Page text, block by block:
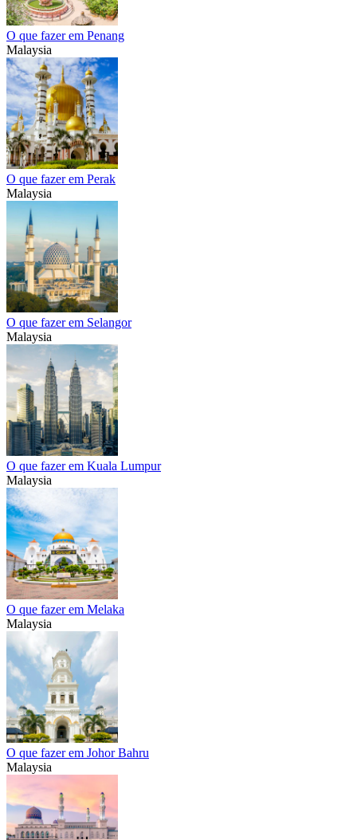
O que fazer em Penang
Malaysia
O que fazer em Perak
Malaysia
O que fazer em Selangor
Malaysia
O que fazer em Kuala Lumpur
Malaysia
O que fazer em Melaka
Malaysia
O que fazer em Johor Bahru
Malaysia